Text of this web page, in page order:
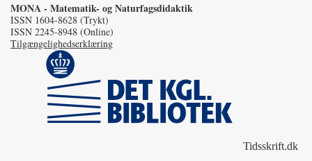
MONA - Matematik- og Naturfagsdidaktik
ISSN 1604-8628 (Trykt)
ISSN 2245-8948 (Online)
Tilgængelighedserklæring